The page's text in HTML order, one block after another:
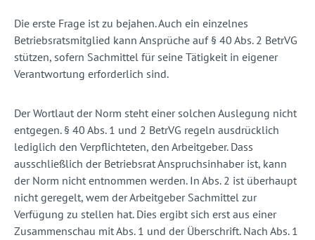
Die erste Frage ist zu bejahen. Auch ein einzelnes
Betriebsratsmitglied kann Ansprüche auf § 40 Abs. 2 BetrVG
stützen, sofern Sachmittel für seine Tätigkeit in eigener
Verantwortung erforderlich sind.
Der Wortlaut der Norm steht einer solchen Auslegung nicht
entgegen. § 40 Abs. 1 und 2 BetrVG regeln ausdrücklich
lediglich den Verpflichteten, den Arbeitgeber. Dass
ausschließlich der Betriebsrat Anspruchsinhaber ist, kann
der Norm nicht entnommen werden. In Abs. 2 ist überhaupt
nicht geregelt, wem der Arbeitgeber Sachmittel zur
Verfügung zu stellen hat. Dies ergibt sich erst aus einer
Zusammenschau mit Abs. 1 und der Überschrift. Nach Abs. 1